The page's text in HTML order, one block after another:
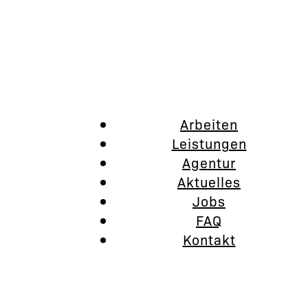
Arbeiten
Leistungen
Agentur
Aktuelles
Jobs
FAQ
Kontakt